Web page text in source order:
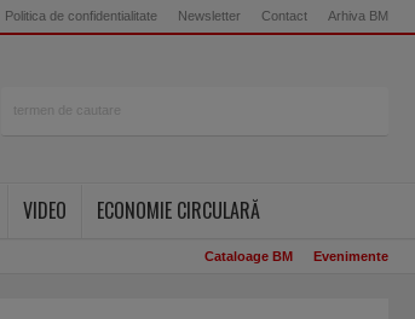
Politica de confidentialitate Newsletter Contact Arhiva BM
VIDEO
ECONOMIE CIRCULARĂ
Cataloage BM Evenimente